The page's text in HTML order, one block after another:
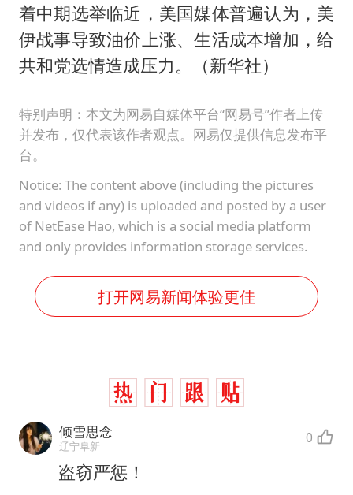
着中期选举临近，美国媒体普遍认为，美
伊战事导致油价上涨、生活成本增加，给
共和党选情造成压力。（新华社）
特别声明：本文为网易自媒体平台“网易号”作者上传
并发布，仅代表该作者观点。网易仅提供信息发布平
台。
Notice: The content above (including the pictures
and videos if any) is uploaded and posted by a user
of NetEase Hao, which is a social media platform
and only provides information storage services.
打开网易新闻体验更佳
倾雪思念
辽宁阜新 0
盗窃严惩！